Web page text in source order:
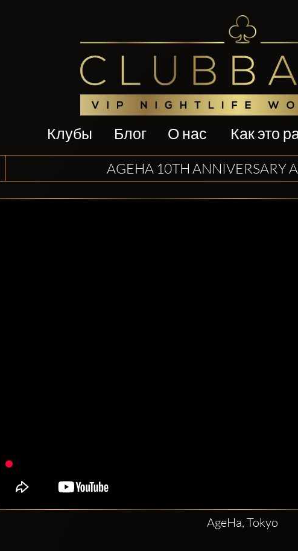
Клубы Блог О нас Как это
AGEHA 10TH ANNIVERSARY
AgeHa, Tokyo